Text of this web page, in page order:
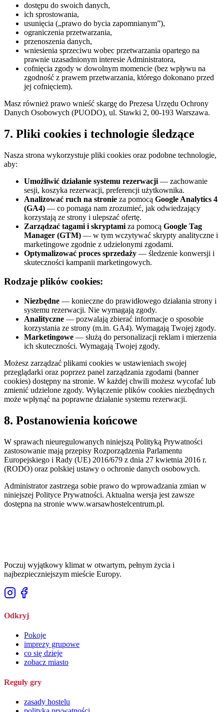
dostępu do swoich danych,
ich sprostowania,
usunięcia („prawo do bycia zapomnianym”),
ograniczenia przetwarzania,
przenoszenia danych,
wniesienia sprzeciwu wobec przetwarzania opartego na
prawnie uzasadnionym interesie Administratora,
cofnięcia zgody w dowolnym momencie (bez wpływu na
zgodność z prawem przetwarzania, którego dokonano przed
jej cofnięciem).
Masz również prawo wnieść skargę do Prezesa Urzędu Ochrony
Danych Osobowych (PUODO), ul. Stawki 2, 00-193 Warszawa.
7. Pliki cookies i technologie śledzące
Nasza strona wykorzystuje pliki cookies oraz podobne technologie,
aby:
Umożliwić działanie systemu rezerwacji — zachowanie
sesji, koszyka rezerwacji, preferencji użytkownika.
Analizować ruch na stronie za pomocą Google Analytics 4
(GA4) — co pomaga nam zrozumieć, jak odwiedzający
korzystają ze strony i ulepszać ofertę.
Zarządzać tagami i skryptami za pomocą Google Tag
Manager (GTM) — w tym wczytywać skrypty analityczne i
marketingowe zgodnie z udzielonymi zgodami.
Optymalizować proces sprzedaży — śledzenie konwersji i
skuteczności kampanii marketingowych.
Rodzaje plików cookies:
Niezbędne — konieczne do prawidłowego działania strony i
systemu rezerwacji. Nie wymagają zgody.
Analityczne — pozwalają zbierać informacje o sposobie
korzystania ze strony (m.in. GA4). Wymagają Twojej zgody.
Marketingowe — służą do personalizacji reklam i mierzenia
ich skuteczności. Wymagają Twojej zgody.
Możesz zarządzać plikami cookies w ustawieniach swojej
przeglądarki oraz poprzez panel zarządzania zgodami (banner
cookies) dostępny na stronie. W każdej chwili możesz wycofać lub
zmienić udzielone zgody. Wyłączenie plików cookies niezbędnych
może wpłynąć na poprawne działanie systemu rezerwacji.
8. Postanowienia końcowe
W sprawach nieuregulowanych niniejszą Polityką Prywatności
zastosowanie mają przepisy Rozporządzenia Parlamentu
Europejskiego i Rady (UE) 2016/679 z dnia 27 kwietnia 2016 r.
(RODO) oraz polskiej ustawy o ochronie danych osobowych.
Administrator zastrzega sobie prawo do wprowadzania zmian w
niniejszej Polityce Prywatności. Aktualna wersja jest zawsze
dostępna na stronie www.warsawhostelcentrum.pl.
Poczuj wyjątkowy klimat w otwartym, pełnym życia i
najbezpieczniejszym mieście Europy.
Odkryj
Pokoje
imprezy grupowe
co się dzieje
zobacz miasto
Reguły gry
zasady hostelu